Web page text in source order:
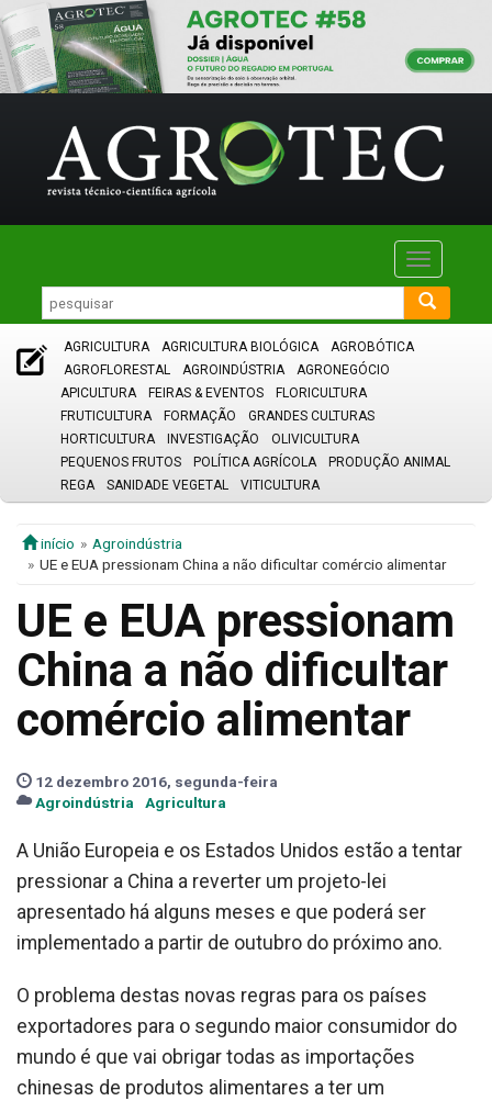
Toggle
AGRICULTURA AGRICULTURA BIOLÓGICA
AGROBÓTICA
AGROFLORESTAL
AGROINDÚSTRIA
AGRONEGÓCIO
APICULTURA
FEIRAS & EVENTOS
FLORICULTURA
FRUTICULTURA
FORMAÇÃO
GRANDES CULTURAS
HORTICULTURA
INVESTIGAÇÃO
OLIVICULTURA
PEQUENOS FRUTOS
POLÍTICA AGRÍCOLA
PRODUÇÃO ANIMAL
REGA
SANIDADE VEGETAL VITICULTURA
início
Agroindústria
UE e EUA pressionam China a não dificultar comércio alimentar
UE e EUA pressionam
China a não dificultar
comércio alimentar
12 dezembro 2016, segunda-feira
Agroindústria
Agricultura
A União Europeia e os Estados Unidos estão a tentar
pressionar a China a reverter um projeto-lei
apresentado há alguns meses e que poderá ser
implementado a partir de outubro do próximo ano.
O problema destas novas regras para os países
exportadores para o segundo maior consumidor do
mundo é que vai obrigar todas as importações
chinesas de produtos alimentares a ter um